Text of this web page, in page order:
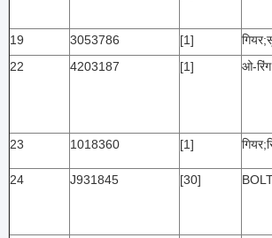
19 3053786 [1]
22
4203187 [1] ओ-रिंग
23 1018360 [1]
24 J931845 [30]